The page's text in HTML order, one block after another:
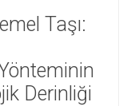
Taşı:
Derinliği